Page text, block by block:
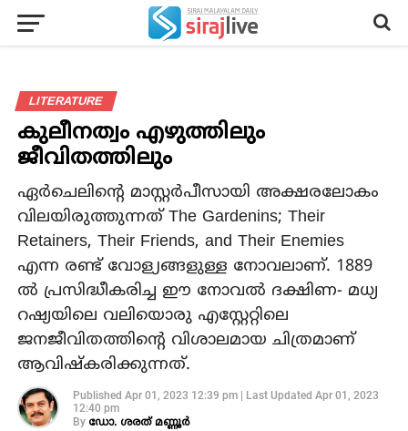
LITERATURE
കുലീനത്വം എഴുത്തിലും
ജീവിതത്തിലും
ഏർചെലിന്റെ മാസ്റ്റർപീസായി അക്ഷരലോകം
വിലയിരുത്തുന്നത് The Gardenins; Their
Retainers, Their Friends, and Their Enemies
എന്ന രണ്ട് വോള്യങ്ങളുള്ള നോവലാണ്. 1889
ൽ പ്രസിദ്ധീകരിച്ച ഈ നോവൽ ദക്ഷിണ- മധ്യ
റഷ്യയിലെ വലിയൊരു എസ്റ്റേറ്റിലെ
ജനജീവിതത്തിന്റെ വിശാലമായ ചിത്രമാണ്
ആവിഷ്‌കരിക്കുന്നത്.
Published Apr 01, 2023 12:39 pm| Last Updated Apr 01, 2023
12:40 pm
By ഡോ. ശരത് മണ്ണൂർ